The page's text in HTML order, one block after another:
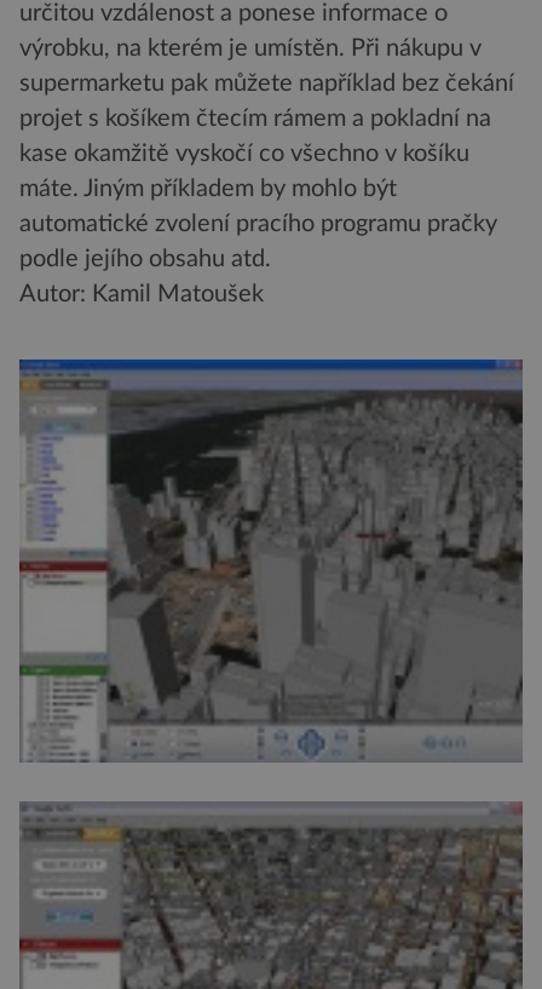
určitou vzdálenost a ponese informace o
výrobku, na kterém je umístěn. Při nákupu v
supermarketu pak můžete například bez čekání
projet s košíkem čtecím rámem a pokladní na
kase okamžitě vyskočí co všechno v košíku
máte. Jiným příkladem by mohlo být
automatické zvolení pracího programu pračky
podle jejího obsahu atd.
Autor: Kamil Matoušek